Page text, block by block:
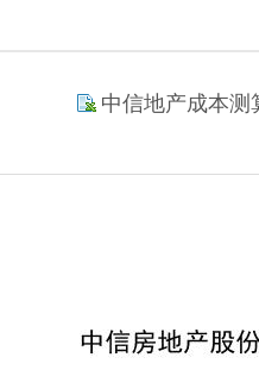
中信地产成本测